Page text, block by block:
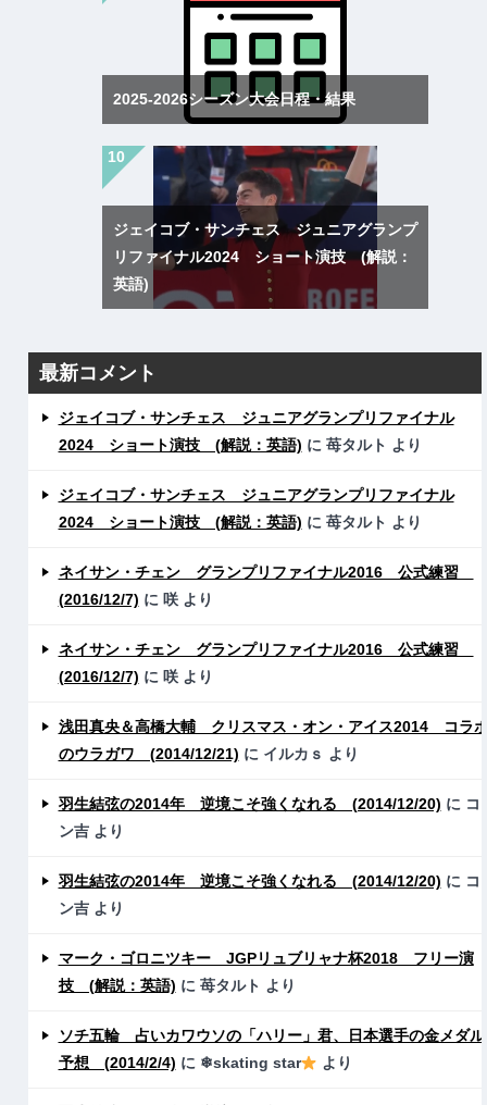
2025-2026シーズン大会日程・結果
ジェイコブ・サンチェス ジュニアグランプ
リファイナル2024 ショート演技 (解説：
英語)
最新コメント
ジェイコブ・サンチェス ジュニアグランプリファイナル
2024 ショート演技 (解説：英語) に 苺タルト より
ジェイコブ・サンチェス ジュニアグランプリファイナル
2024 ショート演技 (解説：英語) に 苺タルト より
ネイサン・チェン グランプリファイナル2016 公式練習
(2016/12/7) に 咲より
ネイサン・チェン グランプリファイナル2016 公式練習
(2016/12/7) に 咲より
浅田真央＆高橋大輔 クリスマス・オン・アイス2014 コラ
のウラガワ (2014/12/21) に イルカｓ より
羽生結弦の2014年 逆境こそ強くなれる (2014/12/20) に コ
ン吉より
羽生結弦の2014年 逆境こそ強くなれる (2014/12/20) に コ
ン吉より
マーク・ゴロニツキー JGPリュブリャナ杯2018 フリー演
技 (解説：英語) に 苺タルト より
ソチ五輪 占いカワウソの「ハリー」君、日本選手の金メダル
予想 (2014/2/4) に ❄skating star より